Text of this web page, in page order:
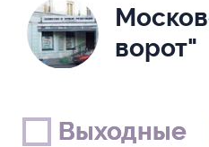
ворот"
Выходные
Выходные